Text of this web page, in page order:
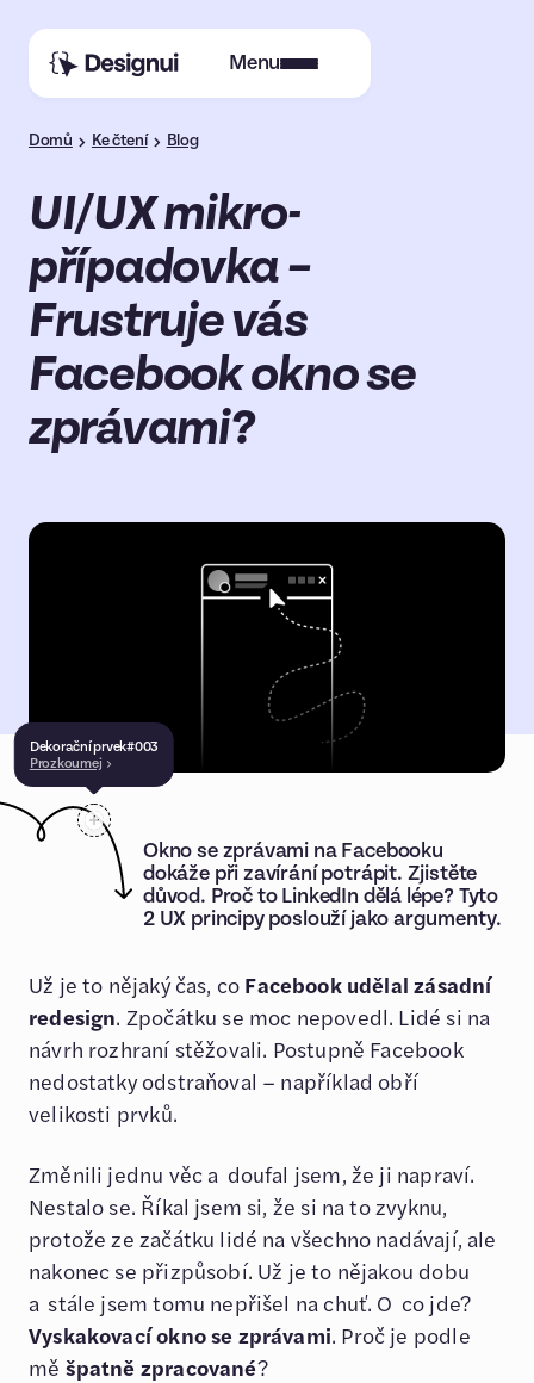
Menu
Domů Ke čtení Blog
UI/UX mikro-
případovka –
Frustruje vás
Facebook okno se
zprávami?
Dekorační prvek#003
Prozkoumej
Okno se zprávami na Facebooku
dokáže při zavírání potrápit. Zjistěte
důvod. Proč to LinkedIn dělá lépe? Tyto
2 UX principy poslouží jako argumenty.
Už je to nějaký čas, co Facebook udělal zásadní
redesign. Zpočátku se moc nepovedl. Lidé si na
návrh rozhraní stěžovali. Postupně Facebook
nedostatky odstraňoval – například obří
velikosti prvků.
Změnili jednu věc a doufal jsem, že ji napraví.
Nestalo se. Říkal jsem si, že si na to zvyknu,
protože ze začátku lidé na všechno nadávají, ale
nakonec se přizpůsobí. Už je to nějakou dobu
a stále jsem tomu nepřišel na chuť. O co jde?
Vyskakovací okno se zprávami. Proč je podle
mě špatně zpracované?